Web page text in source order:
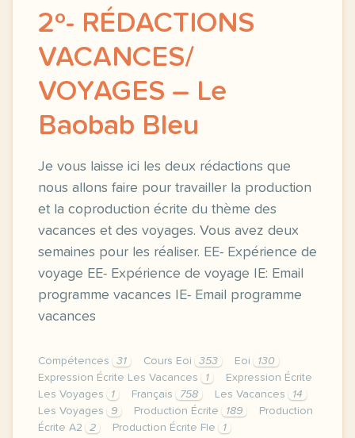
2º- RÉDACTIONS
VACANCES/
VOYAGES – Le
Baobab Bleu
Je vous laisse ici les deux rédactions que
nous allons faire pour travailler la production
et la coproduction écrite du thème des
vacances et des voyages. Vous avez deux
semaines pour les réaliser. EE- Expérience de
voyage EE- Expérience de voyage IE: Email
programme vacances IE- Email programme
vacances
Compétences 31 Cours Eoi 353 Eoi
130
Expression Écrite Les Vacances
1
Expression Écrite
Les Voyages
1 Français 758 Les Vacances
14
Les Voyages
9 Production Écrite 189
Production
Écrite A2
2 Production Écrite Fle
1